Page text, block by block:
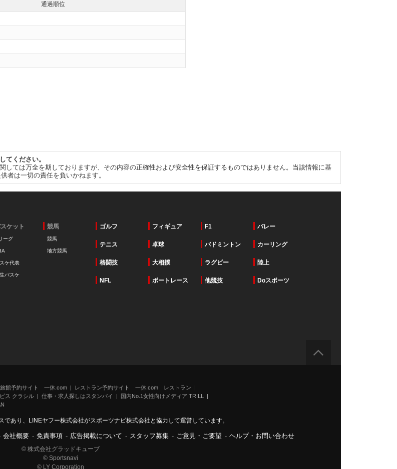
通過順位
てください。
ては万全を期しておりますが、その内容の正確性および安全性を保証するものではありません。当該情報に基
者は一切の責任を負いかねます。
ケット
ーグ
ケ代表
バスケ
競馬
競馬
地方競馬
ゴルフ フィギュア F1 バレー
テニス 卓球 バドミントン カーリング
格闘技 大相撲 ラグビー 陸上
NFL ボートレース 他競技 Doスポーツ
旅館予約サイト 一休.com
レストラン予約サイト 一休.com レストラン
ス クラシル 仕事・求人探しはスタンバイ
国内No.1女性向けメディア TRILL
であり、LINEヤフー株式会社がスポーツナビ株式会社と協力して運営しています。
会社概要 - 免責事項 - 広告掲載について - スタッフ募集 - ご意見・ご要望 - ヘルプ・お問い合わせ
© 株式会社グラッドキューブ
© Sportsnavi
© LY Corporation